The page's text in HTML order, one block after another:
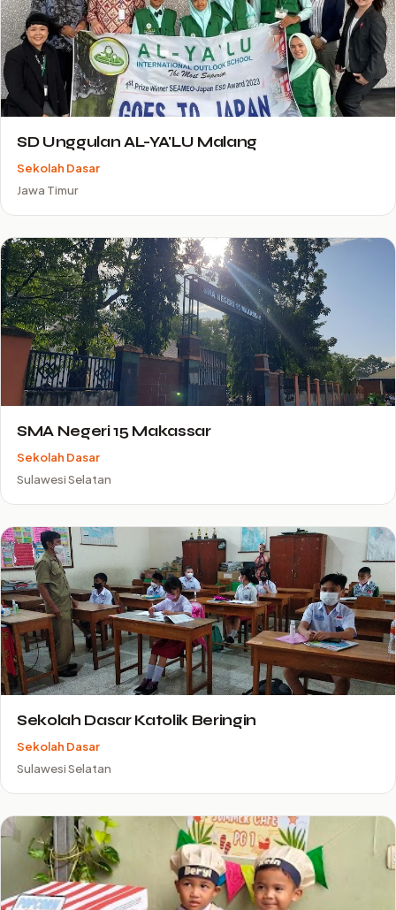
SD Unggulan AL-YA'LU Malang
Sekolah Dasar
Jawa Timur
SMA Negeri 15 Makassar
Sekolah Dasar
Sulawesi Selatan
Sekolah Dasar Katolik Beringin
Sekolah Dasar
Sulawesi Selatan